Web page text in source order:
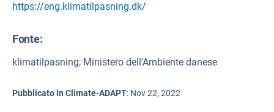
https://eng.klimatilpasning.dk/
Fonte:
klimatilpasning; Ministero dell'Ambiente danese
Pubblicato in Climate-ADAPT: Nov 22, 2022